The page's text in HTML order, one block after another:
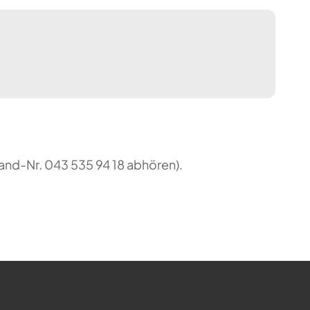
Nr. 043 535 94 18 abhören).